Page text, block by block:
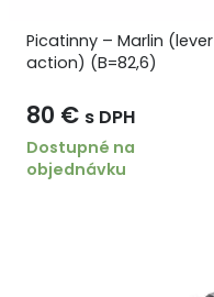
Picatinny – Marlin (lever
action) (B=82,6)
80 € s DPH
Dostupné na
objednávku